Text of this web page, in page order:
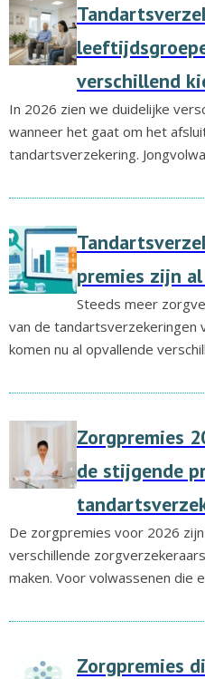
verschillend
In 2026 zien we duidelijke
wanneer het gaat om het
tandartsverzekering.
premies zijn
Steeds meer
van de tandartsverzekeringen
komen nu al opvallende
Zorgpremies
de stijgende
De zorgpremies voor 2026
verschillende
maken. Voor volwassenen die
Zorgpremies